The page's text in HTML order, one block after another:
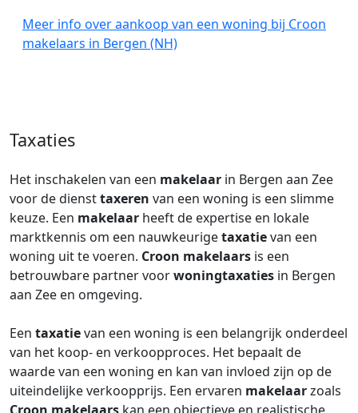
Meer info over aankoop van een woning bij Croon
makelaars in Bergen (NH)
Taxaties
Het inschakelen van een makelaar in Bergen aan Zee
voor de diensttaxeren van een woning is een slimme
keuze. Een makelaar heeft de expertise en lokale
marktkennis om een nauwkeurigetaxatievan een
woning uit te voeren. Croon makelaars is een
betrouwbare partner voorwoningtaxaties in Bergen
aan Zee en omgeving.
Een taxatievan een woning is een belangrijk onderdeel
van het koop- en verkoopproces. Het bepaalt de
waarde van een woning en kan van invloed zijn op de
uiteindelijke verkoopprijs. Een ervaren makelaarzoals